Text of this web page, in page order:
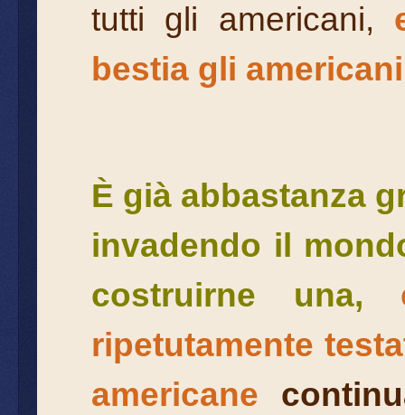
tutti gli americani,
bestia gli
È già abbastanza
invadendo il
costruirne una,
ripetutamente
americane